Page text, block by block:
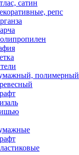
сатин
репс
полимерный